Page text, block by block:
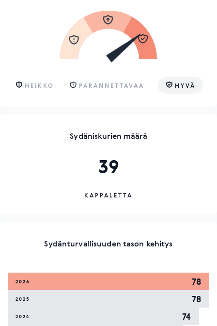
HEIKKO PARANNETTAVAA HYVÄ
Sydäniskurien määrä
39
KAPPALETTA
Sydänturvallisuuden tason kehitys
2026 78
2025 78
2024 74